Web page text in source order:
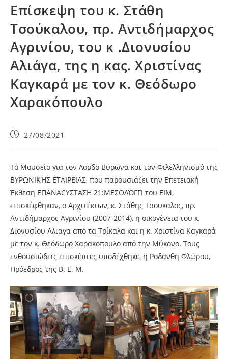
Επίσκεψη του κ. Στάθη
Τσούκαλου, πρ. Αντιδήμαρχος
Αγρινίου, του κ .Διονυσίου
Αλιάγα, της η κας. Χριστίνας
Καγκαρά με τον κ. Θεόδωρο
Χαρακόπουλο
27/08/2021
Το Μουσείο για τον Λόρδο Βύρωνα και τον Φιλελληνισμό της
ΒΥΡΩΝΙΚΉΣ ΕΤΑΙΡΕΙΑΣ, που παρουσιάζει την Επετειακή
Έκθεση ΕΠΑΝΑCYΣΤΑΣΗ 21:ΜΕΣΟΛΌΓΓΙ του ΕΙΜ,
επισκέφθηκαν, ο Αρχιτέκτων, κ. Στάθης Τσουκαλος, πρ.
Αντιδήμαρχος Αγρινίου (2007-2014), η οικογένεια του κ.
Διονυσίου Αλιαγα από τα Τρίκαλα και η κ. Χριστίνα Καγκαρά
με τον κ. Θεόδωρο Χαρακοπουλο από την Μύκονο. Τους
ενθουσιώδεις επισκέπτες υποδέχθηκε, η Ροδάνθη Φλώρου,
Πρόεδρος της Β. Ε. Μ.